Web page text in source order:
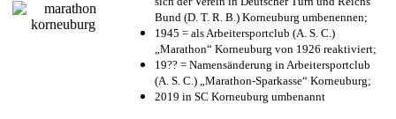
Bund (D. T. R. B.) Korneuburg umbenennen;
1945 = als Arbeitersportclub (A. S. C.)
„Marathon“ Korneuburg von 1926 reaktiviert;
19?? = Namensänderung in Arbeitersportclub
(A. S. C.) „Marathon-Sparkasse“ Korneuburg;
2019 in SC Korneuburg umbenannt